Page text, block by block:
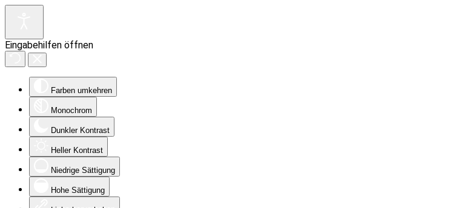
Eingabehilfen öffnen
Farben umkehren
Monochrom
Dunkler Kontrast
Heller Kontrast
Niedrige Sättigung
Hohe Sättigung